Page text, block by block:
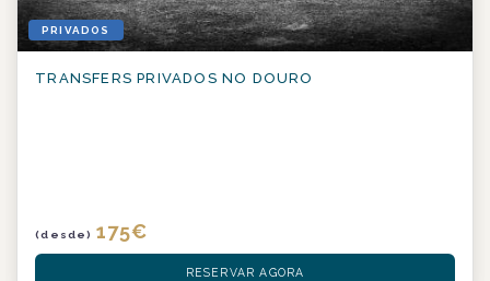
PRIVADOS
TRANSFERS PRIVADOS NO DOURO
(desde) 175€
RESERVAR AGORA